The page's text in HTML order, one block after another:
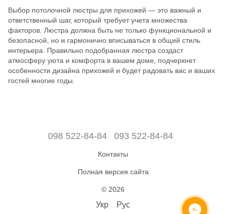
Выбор потолочной люстры для прихожей — это важный и
ответственный шаг, который требует учета множества
факторов. Люстра должна быть не только функциональной и
безопасной, но и гармонично вписываться в общий стиль
интерьера. Правильно подобранная люстра создаст
атмосферу уюта и комфорта в вашем доме, подчеркнет
особенности дизайна прихожей и будет радовать вас и ваших
гостей многие годы.
098 522-84-84 093 522-84-84
Контакты
Полная версия сайта
© 2026
Укр Рус